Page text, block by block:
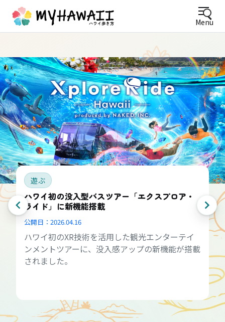
Menu
遊ぶ
ハワイ初の没入型バスツアー「エクスプロア・
ライド」に新機能搭載
公開日： 2026.04.16
ハワイ初のXR技術を活用した観光エンターテイ
ンメントツアーに、没入感アップの新機能が搭載
されました。